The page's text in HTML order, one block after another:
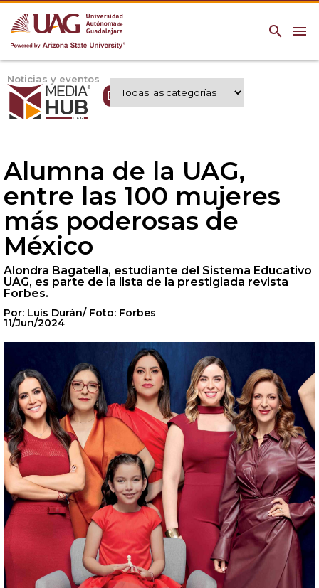
menu
search
Noticias y eventos
Expertos UAG
Alumna de la UAG,
entre las 100 mujeres
más poderosas de
México
Alondra Bagatella, estudiante del Sistema Educativo
UAG, es parte de la lista de la prestigiada revista
Forbes.
Por: Luis Durán/ Foto: Forbes
11/Jun/2024